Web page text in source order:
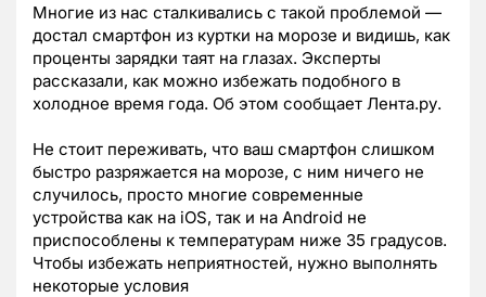
Многие из нас сталкивались с такой проблемой —
достал смартфон из куртки на морозе и видишь, как
проценты зарядки таят на глазах. Эксперты
рассказали, как можно избежать подобного в
холодное время года. Об этом сообщает Лента.ру.
Не стоит переживать, что ваш смартфон слишком
быстро разряжается на морозе, с ним ничего не
случилось, просто многие современные
устройства как на iOS, так и на Android не
приспособлены к температурам ниже 35 градусов.
Чтобы избежать неприятностей, нужно выполнять
некоторые условия